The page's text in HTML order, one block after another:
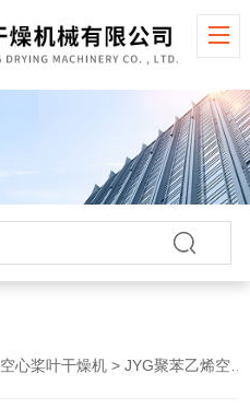
空心桨叶干燥机 > JYG聚苯乙烯空心桨叶干燥机